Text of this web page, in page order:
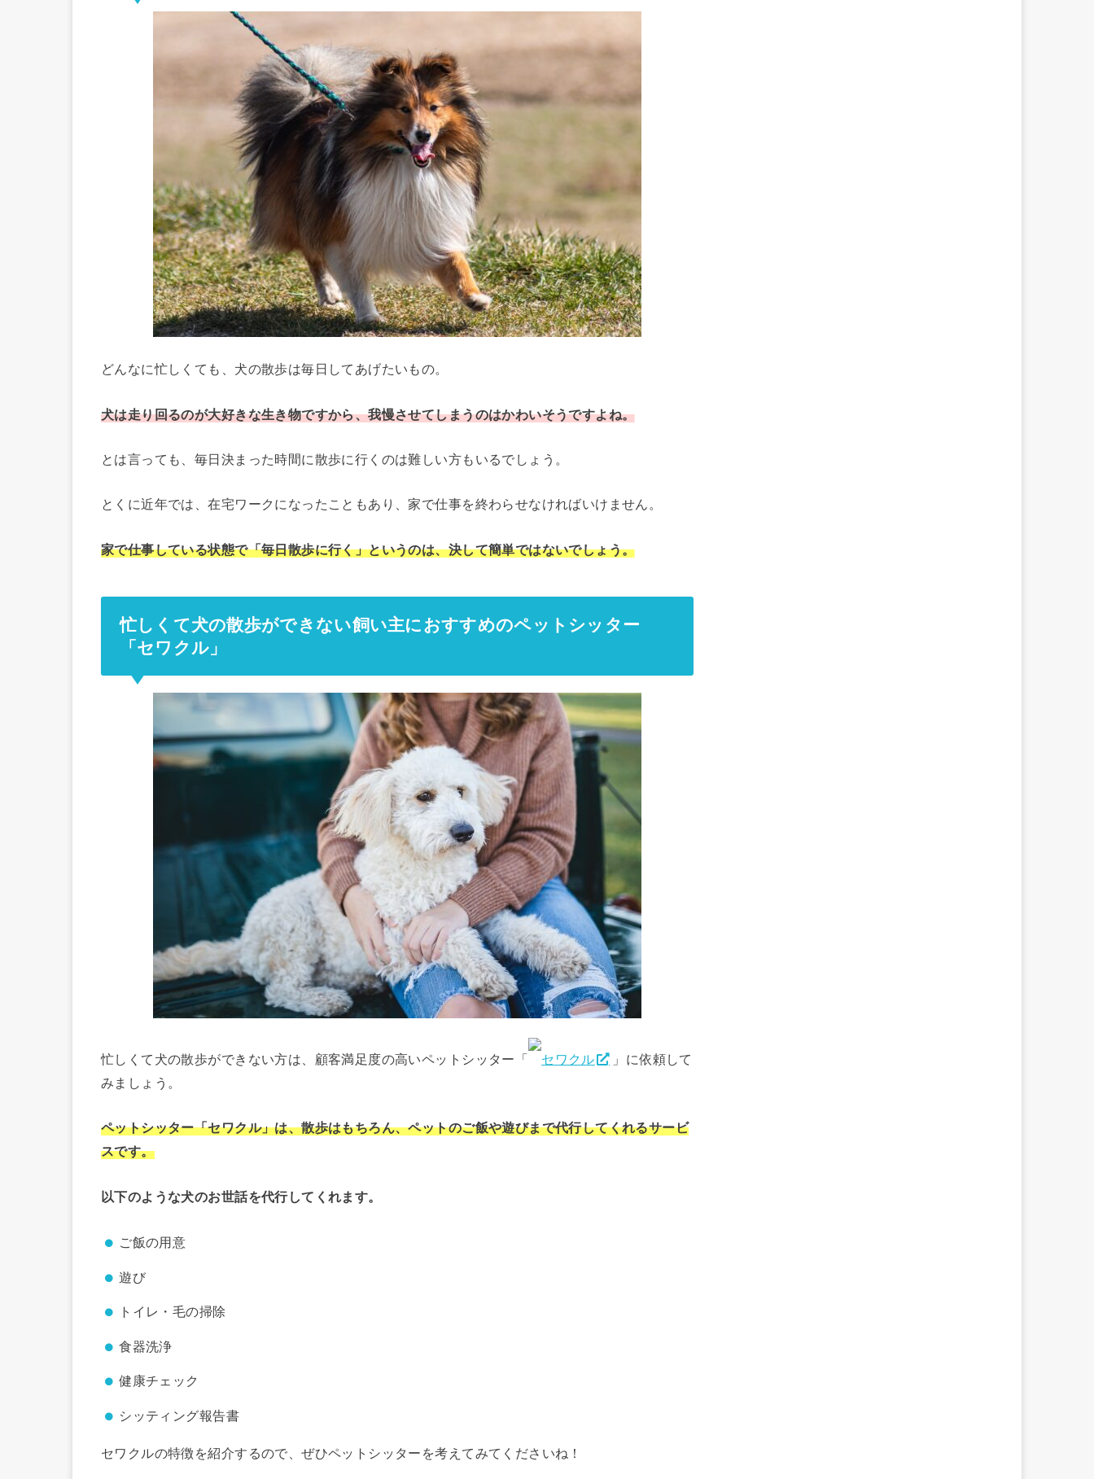
どんなに忙しくても、犬の散歩は毎日してあげたいもの。
犬は走り回るのが大好きな生き物ですから、我慢させてしまうのはかわいそうですよね。
とは言っても、毎日決まった時間に散歩に行くのは難しい方もいるでしょう。
とくに近年では、在宅ワークになったこともあり、家で仕事を終わらせなければいけません。
家で仕事している状態で「毎日散歩に行く」というのは、決して簡単ではないでしょう。
忙しくて犬の散歩ができない飼い主におすすめのペットシッター
「セワクル」
忙しくて犬の散歩ができない方は、顧客満足度の高いペットシッター「 セワクル
」に依頼して
みましょう。
ペットシッター「セワクル」は、散歩はもちろん、ペットのご飯や遊びまで代行してくれるサービ
スです。
以下のような犬のお世話を代行してくれます。
ご飯の用意
遊び
トイレ・毛の掃除
食器洗浄
健康チェック
シッティング報告書
セワクルの特徴を紹介するので、ぜひペットシッターを考えてみてくださいね！